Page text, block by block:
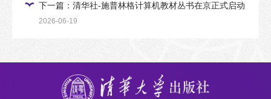
下一篇：清华社-施普林格计算机教材丛书在京正式启动
2026-06-19